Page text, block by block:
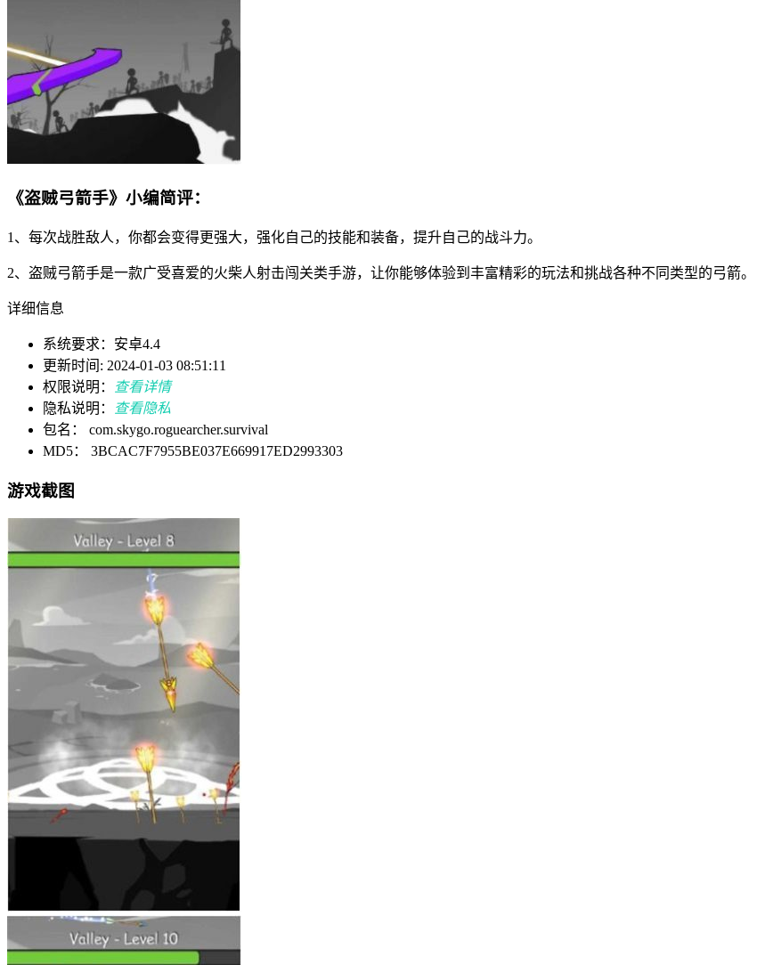
《盗贼弓箭手》小编简评：
1、每次战胜敌人，你都会变得更强大，强化自己的技能和装备，提升自己的战斗力。
2、盗贼弓箭手是一款广受喜爱的火柴人射击闯关类手游，让你能够体验到丰富精彩的玩法和挑战各种不同类型的弓箭。
详细信息
系统要求：安卓4.4
更新时间: 2024-01-03 08:51:11
权限说明：
查看详情
隐私说明：
查看隐私
包名： com.skygo.roguearcher.survival
MD5： 3BCAC7F7955BE037E669917ED2993303
游戏截图